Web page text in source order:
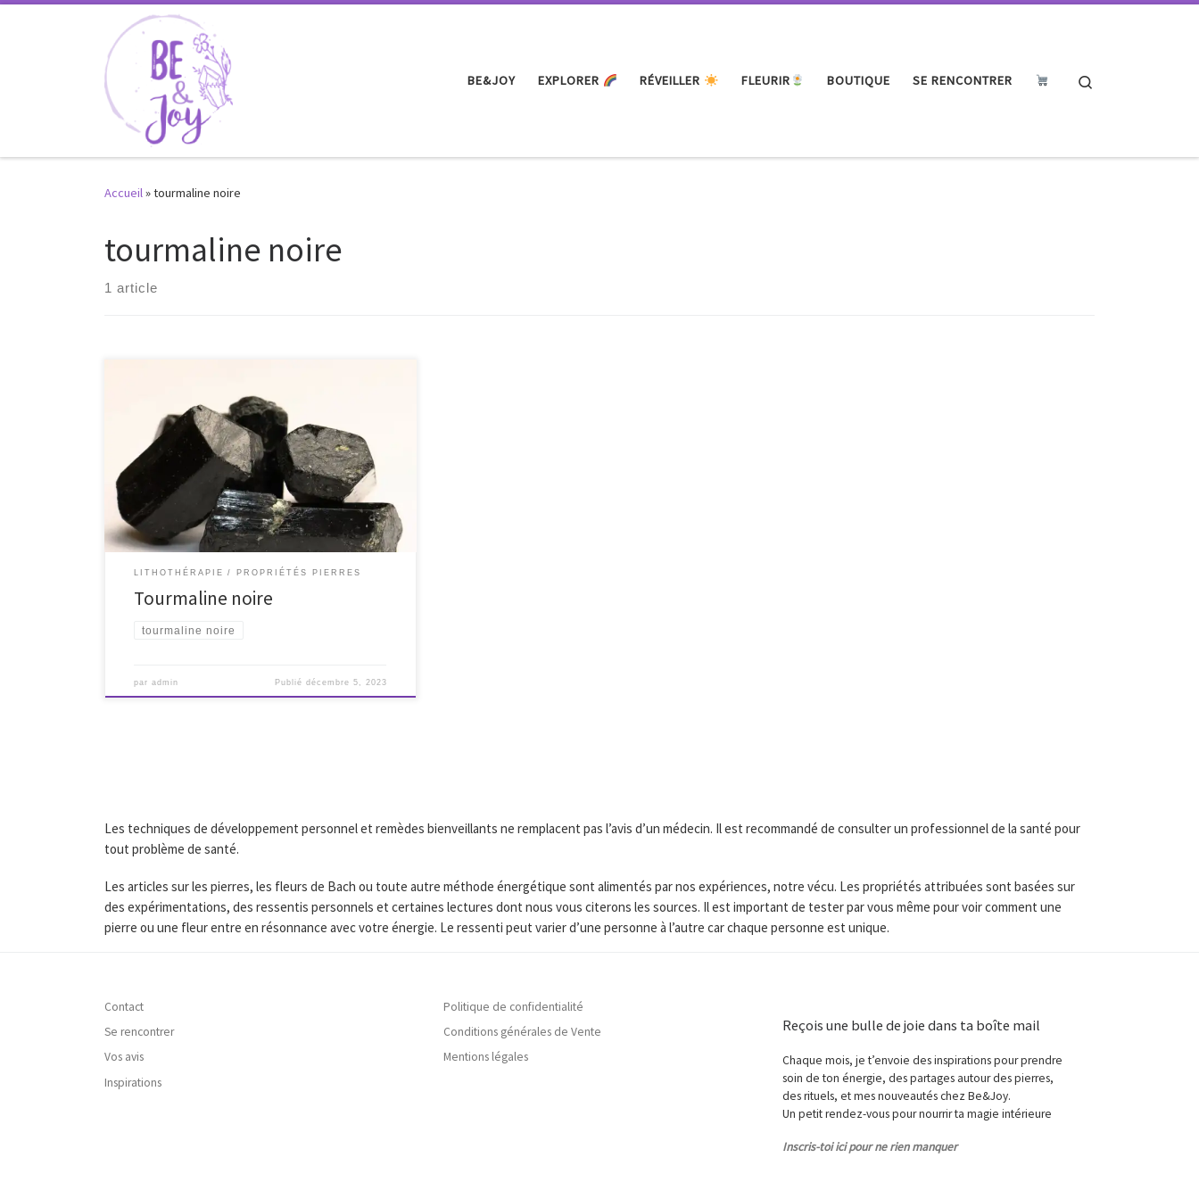
Passer au contenu
BE&JOY EXPLORER RÉVEILLER FLEURIR BOUTIQUE SE RENCONTRER
Accueil»tourmaline noire
tourmaline noire
1 article
J'active mes protections
LITHOTHÉRAPIE PROPRIÉTÉS PIERRES
Tourmaline noire
tourmaline noire
paradmin Publié décembre 5, 2023
Les techniques de développement personnel et remèdes bienveillants ne remplacent pas l’avis d’un médecin. Il est recommandé de consulter un professionnel de la santé pour
tout problème de santé.
Les articles sur les pierres, les fleurs de Bach ou toute autre méthode énergétique sont alimentés par nos expériences, notre vécu. Les propriétés attribuées sont basées sur
des expérimentations, des ressentis personnels et certaines lectures dont nous vous citerons les sources. Il est important de tester par vous même pour voir comment une
pierre ou une fleur entre en résonnance avec votre énergie. Le ressenti peut varier d’une personne à l’autre car chaque personne est unique.
Contact
Se rencontrer
Vos avis
Inspirations
Politique de confidentialité
Conditions générales de Vente
Mentions légales
Reçois une bulle de joie dans ta boîte mail
Chaque mois, je t’envoie des inspirations pour prendre
soin de ton énergie, des partages autour des pierres,
des rituels, et mes nouveautés chez Be&Joy.
Un petit rendez-vous pour nourrir ta magie intérieure
Inscris-toi ici pour ne rien manquer